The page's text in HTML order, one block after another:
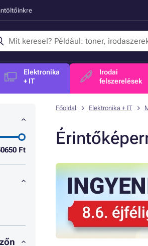
Elektronika
+ IT
Irodai
felszerelések
Ft
Főoldal Elektronika + IT